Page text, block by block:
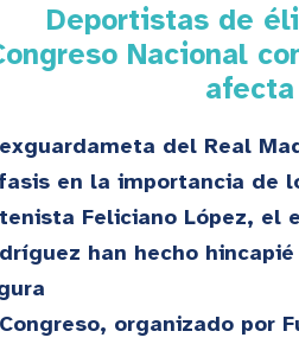
Deportistas de
Nacional
del Real
en la importancia de
Feliciano López, el
han hecho
organizado por